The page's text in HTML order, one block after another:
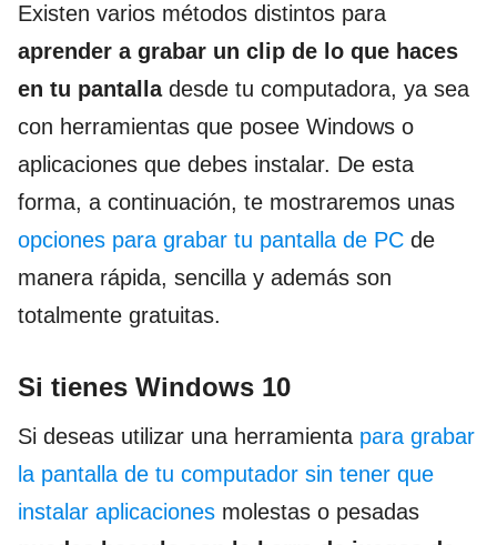
Existen varios métodos distintos para
aprender a grabar un clip de lo que haces
en tu pantalladesde tu computadora, ya sea
con herramientas que posee Windows o
aplicaciones que debes instalar. De esta
forma, a continuación, te mostraremos unas
opciones para grabar tu pantalla de PC de
manera rápida, sencilla y además son
totalmente gratuitas.
Si tienes Windows 10
Si deseas utilizar una herramienta para grabar
la pantalla de tu computador sin tener que
instalar aplicaciones molestas o pesadas